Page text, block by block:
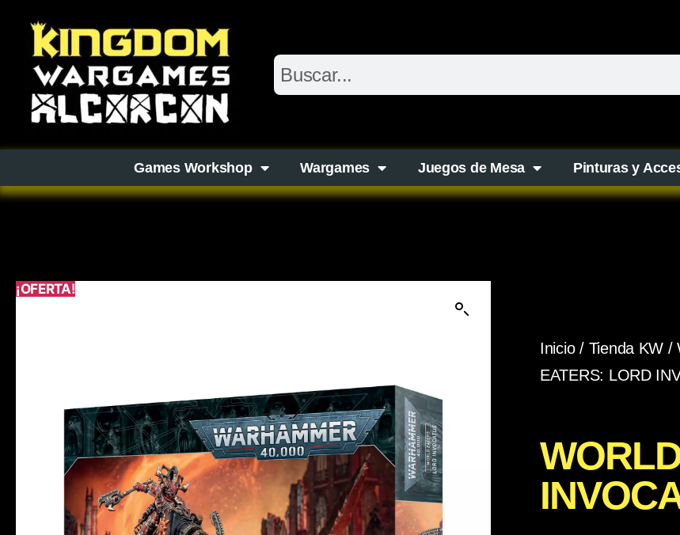
Games Workshop Wargames Juegos de Mesa Pinturas y
¡OFERTA!
Inicio/ Tienda KW /
EATERS: LORD